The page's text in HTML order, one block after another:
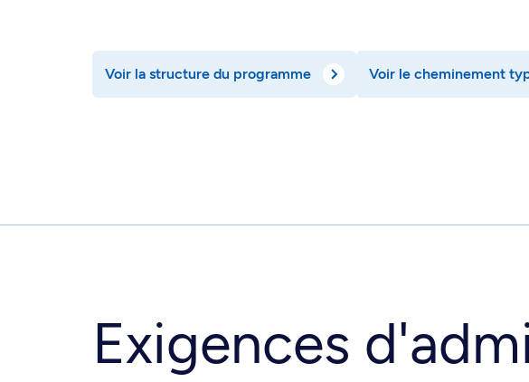
Voir la structure du programme Voir le cheminement
Exigences